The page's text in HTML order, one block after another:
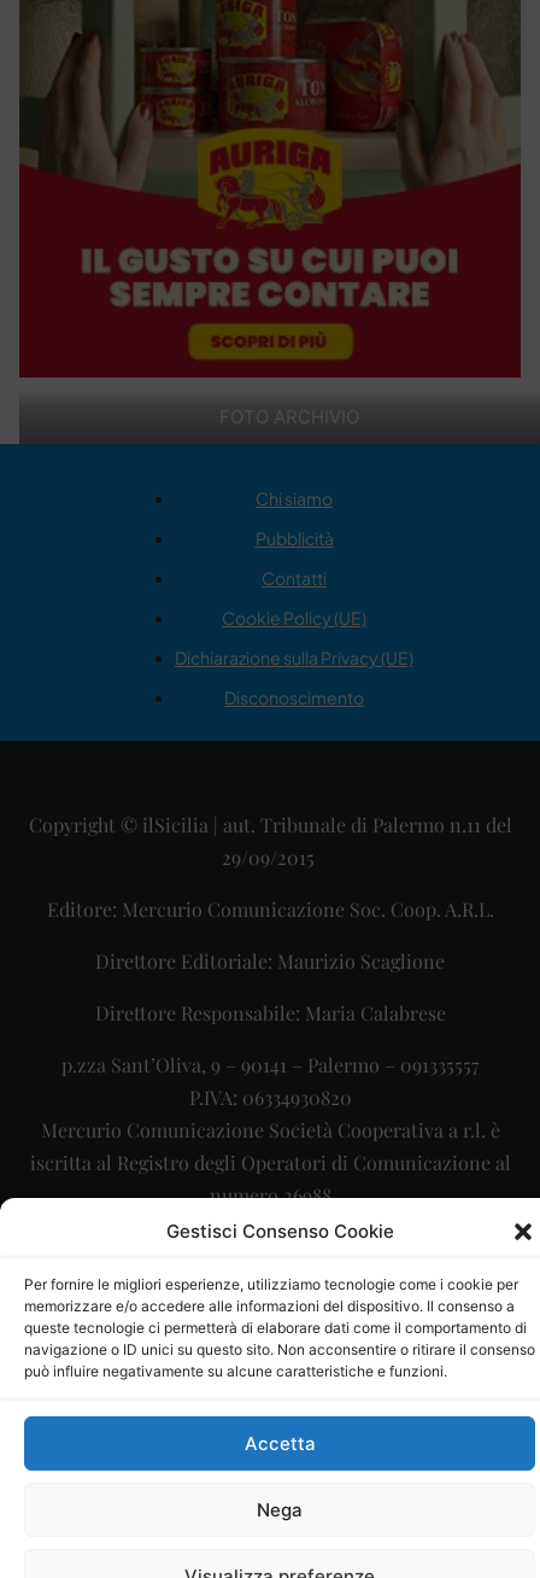
Gestisci Consenso Cookie
Per fornire le migliori esperienze, utilizziamo tecnologie come i cookie per
memorizzare e/o accedere alle informazioni del dispositivo. Il consenso a
queste tecnologie ci permetterà di elaborare dati come il comportamento di
navigazione o ID unici su questo sito. Non acconsentire o ritirare il consenso
può influire negativamente su alcune caratteristiche e funzioni.
Accetta
Nega
FOTO ARCHIVIO
Chi siamo
Pubblicità
Contatti
Cookie Policy (UE)
Dichiarazione sulla Privacy (UE)
Disconoscimento
Copyright © ilSicilia | aut. Tribunale di Palermo n.11 del
29/09/2015
Editore: Mercurio Comunicazione Soc. Coop. A.R.L.
Direttore Editoriale: Maurizio Scaglione
Direttore Responsabile: Maria Calabrese
p.zza Sant’Oliva, 9 – 90141 – Palermo – 091335557
P.IVA: 06334930820
Mercurio Comunicazione Società Cooperativa a r.l. è
iscritta al Registro degli Operatori di Comunicazione al
numero 26988
Sito gestito da La Digitale srl – info@ladigitale.it